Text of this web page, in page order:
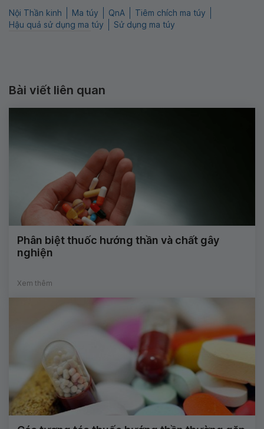
Nội Thần kinh Ma túy QnA
Tiêm chích ma túy
Hậu quả sử dụng ma túy
Sử dụng ma túy
Bài viết liên quan
Phân biệt thuốc hướng thần và chất gây
nghiện
Xem thêm